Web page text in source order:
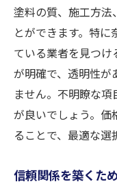
塗料の質、施工方法
とができます。特
ている業者を見つけ
が明確で、透明性が
ません。不明瞭な
が良いでしょう。価
ることで、最適な選
信頼関係を築くた